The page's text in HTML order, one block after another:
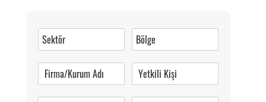
0 (216) 462 49 34
Pazartesi-Cumartesi 09.00-20.00